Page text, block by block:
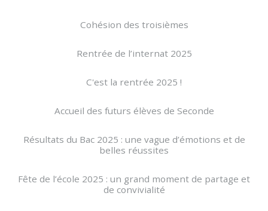
Cohésion des troisièmes
Rentrée de l’internat 2025
C'est la rentrée 2025 !
Accueil des futurs élèves de Seconde
Résultats du Bac 2025 : une vague d’émotions et de
belles réussites
Fête de l’école 2025 : un grand moment de partage et
de convivialité